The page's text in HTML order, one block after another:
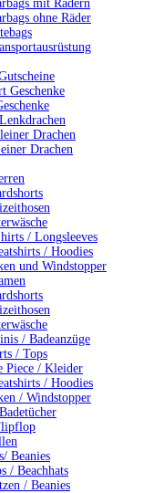
mit Rädern
ohne Räder
Geschenke
Drachen
Drachen
/ Longsleeves
/ Hoodies
und Windstopper
/ Badeanzüge
/ Tops
Piece / Kleider
/ Hoodies
/ Windstopper
Beanies
/ Beachhats
/ Beanies